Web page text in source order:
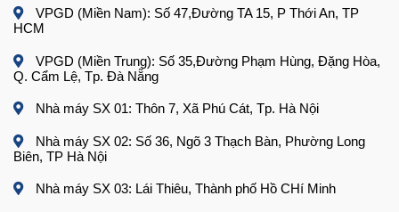
VPGD (Miền Nam): Số 47,Đường TA 15, P Thới An, TP
HCM
VPGD (Miền Trung): Số 35,Đường Phạm Hùng, Đặng Hòa,
Q. Cẩm Lệ, Tp. Đà Nẵng
Nhà máy SX 01: Thôn 7, Xã Phú Cát, Tp. Hà Nội
Nhà máy SX 02: Số 36, Ngõ 3 Thạch Bàn, Phường Long
Biên, TP Hà Nội
Nhà máy SX 03: Lái Thiêu, Thành phố Hồ CHí Minh